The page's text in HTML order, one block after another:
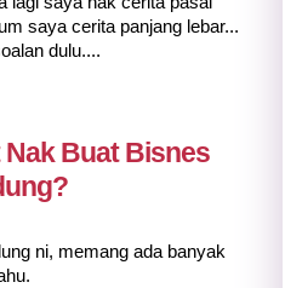
saya cerita panjang lebar...
dulu....
Buat Bisnes
ni, memang ada banyak